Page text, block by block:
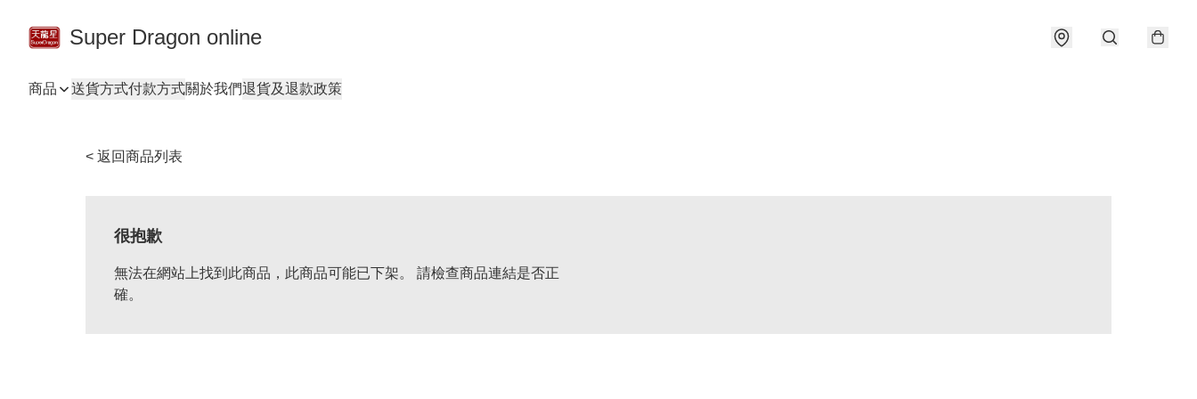
Super Dragon online
商品 送貨方式付款方式關於我們退貨及退款政策
< 返回商品列表
很抱歉
無法在網站上找到此商品，此商品可能已下架。 請檢查商品連結是否正
確。